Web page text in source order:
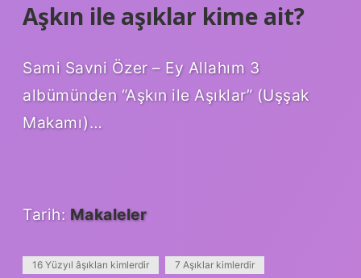
Aşkın ile aşıklar kime ait?
Sami Savni Özer – Ey Allahım 3
albümünden “Aşkın ile Aşıklar” (Uşşak
Makamı)…
Tarih: Makaleler
16 Yüzyıl âşıkları kimlerdir 7 Aşıklar kimlerdir